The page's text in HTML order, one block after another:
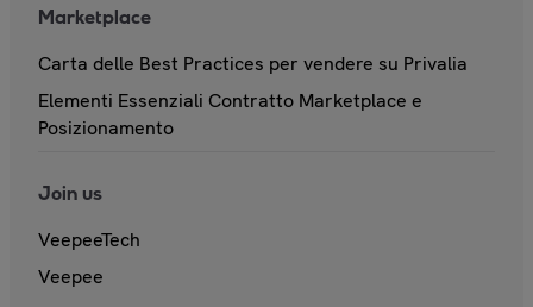
Marketplace
Carta delle Best Practices per vendere su Privalia
Elementi Essenziali Contratto Marketplace e
Posizionamento
Join us
VeepeeTech
Veepee